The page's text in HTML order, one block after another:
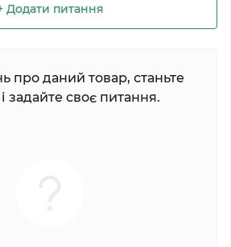
Додати питання
про даний товар, станьте
задайте своє питання.